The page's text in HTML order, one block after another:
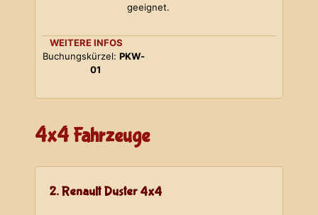
geeignet.
WEITERE INFOS
Buchungskürzel: PKW-
01
4x4 Fahrzeuge
2. Renault Duster 4x4